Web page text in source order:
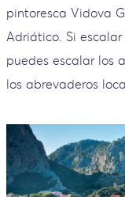
pintoresca Vidova
Adriático. Si
puedes escalar los
los abrevaderos